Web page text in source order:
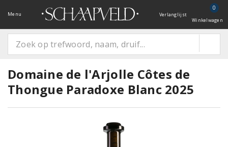
Menu Verlanglijst
0
Winkelwagen
Domaine de l'Arjolle Côtes de
Thongue Paradoxe Blanc 2025